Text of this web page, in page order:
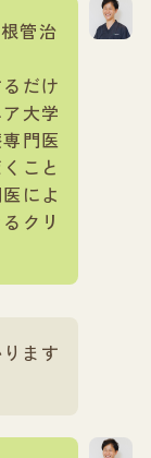
管治
だけ
大学
門医
こと
によ
クリ
ます